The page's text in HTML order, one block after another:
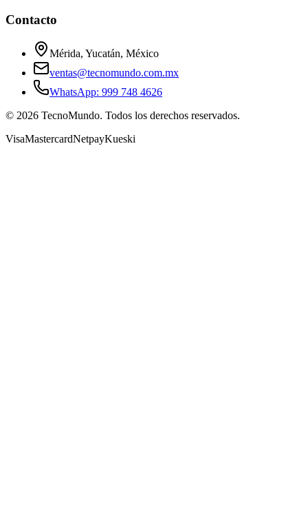
Contacto
Mérida, Yucatán, México
ventas@tecnomundo.com.mx
WhatsApp: 999 748 4626
© 2026 TecnoMundo. Todos los derechos reservados.
VisaMastercardNetpayKueski